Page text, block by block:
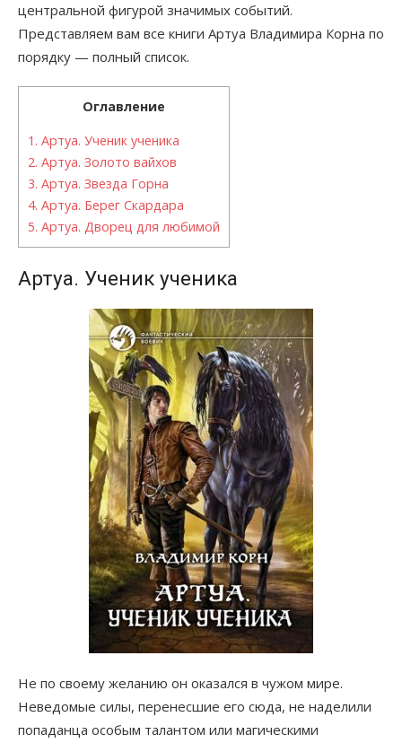
центральной фигурой значимых событий.
Представляем вам все книги Артуа Владимира Корна по
порядку — полный список.
Оглавление
1. Артуа. Ученик ученика
2. Артуа. Золото вайхов
3. Артуа. Звезда Горна
4. Артуа. Берег Скардара
5. Артуа. Дворец для любимой
Артуа. Ученик ученика
Не по своему желанию он оказался в чужом мире.
Неведомые силы, перенесшие его сюда, не наделили
попаданца особым талантом или магическими